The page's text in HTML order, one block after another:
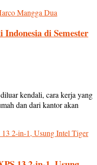
di Semester
kendali, cara kerja yang
dan dari kantor akan